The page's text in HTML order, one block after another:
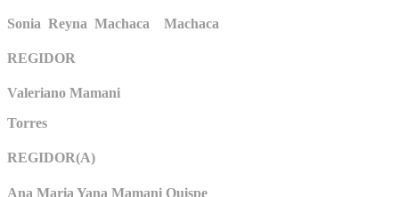
Sonia Reyna Machaca Machaca
REGIDOR
Valeriano Mamani
Torres
REGIDOR(A)
Ana Maria Yana Mamani Quispe